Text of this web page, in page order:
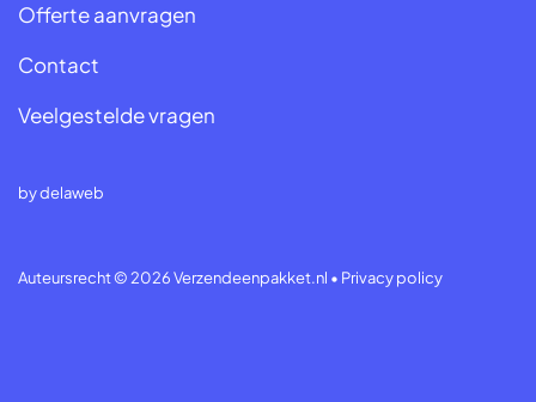
Offerte aanvragen
Contact
Veelgestelde vragen
Auteursrecht © 2026 Verzendeenpakket.nl • Privacy policy
bydelaweb